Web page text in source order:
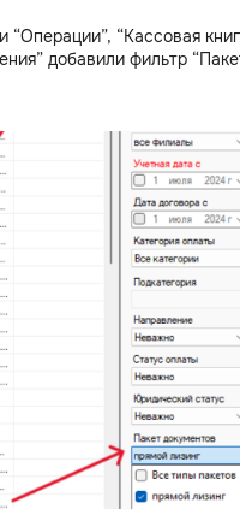
“Операции”, “Кассовая
добавили фильтр